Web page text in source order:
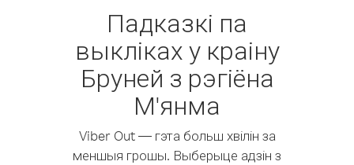
Падказкі па
выкліках у краіну
Бруней з рэгіёна
М'янма
Viber Out — гэта больш хвілін за
меншыя грошы. Выберыце адзін з